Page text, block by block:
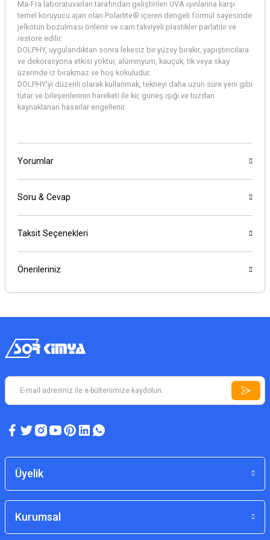
Ma-Fra laboratuvarları tarafından geliştirilen UVA ışınlarına karşı
temel koruyucu ajan olan Polarlite® içeren dengeli formül sayesinde
jelkotun bozulması önlenir ve cam takviyeli plastikler parlatılır ve
restore edilir.
DOLPHY, uygulandıktan sonra lekesiz bir yüzey bırakır, yapıştırıcılara
ve dekorasyona etkisi yoktur, alüminyum, kauçuk, tik veya skay
üzerinde iz bırakmaz ve hoş kokuludur.
DOLPHY'yi düzenli olarak kullanmak, tekneyi daha uzun süre yeni gibi
tutar ve bileşenlerinin hareketi ile kir, güneş ışığı ve tuzdan
kaynaklanan hasarlar engellenir.
Yorumlar
Soru & Cevap
Taksit Seçenekleri
Önerileriniz
Üyelik
Kurumsal